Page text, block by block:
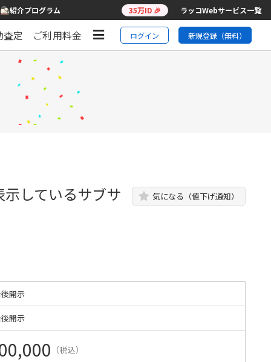
紹介プログラム 35万ID 🎉 ラッコWebサービス一覧
査定 ご利用料金 ログイン 新規登録（無料）
しているサブサ 気になる（値下げ通知）
開示
開示
（税込）